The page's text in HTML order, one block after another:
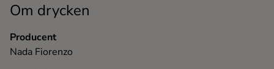
Om drycken
Producent
Nada Fiorenzo